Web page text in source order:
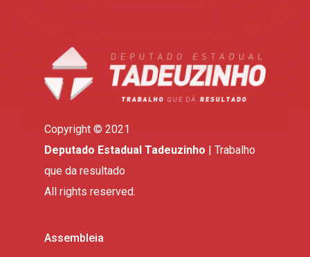
Copyright © 2021
Deputado Estadual Tadeuzinho | Trabalho
que da resultado
All rights reserved.
Assembleia